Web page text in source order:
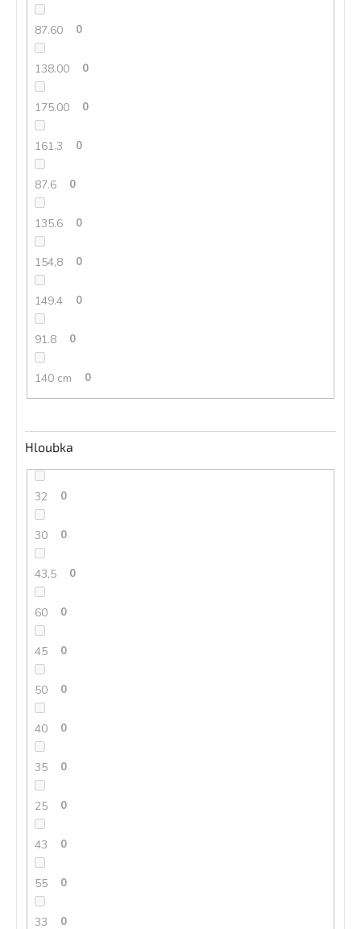
87.60 0
138.00 0
175.00 0
161.3 0
87.6 0
135.6 0
154,8 0
149.4 0
91.8 0
140 cm 0
Hloubka
32 0
30 0
43,5 0
60 0
45 0
50 0
40 0
35 0
25 0
43 0
55 0
33 0